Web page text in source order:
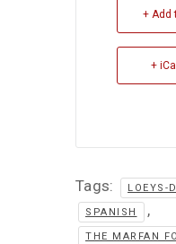
+ Add
+
Tags: LOEYS-
SPANISH ,
THE MARFAN